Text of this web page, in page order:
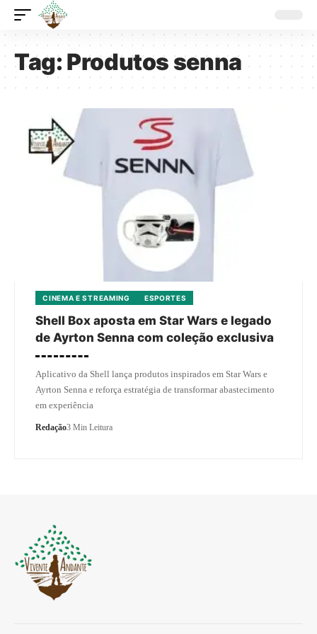
Tag:Produtos senna
CINEMA E STREAMING ESPORTES
Shell Box aposta em Star Wars e legado
de Ayrton Senna com coleção exclusiva
Aplicativo da Shell lança produtos inspirados em Star Wars e
Ayrton Senna e reforça estratégia de transformar abastecimento
em experiência
Redação3 Min Leitura